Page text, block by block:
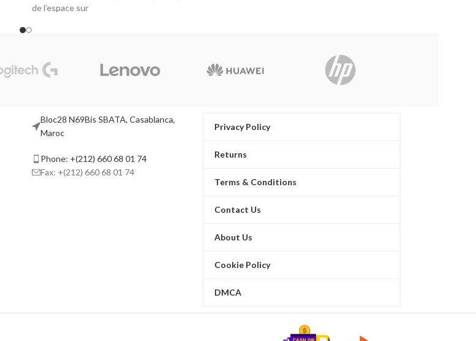
de l’espace sur
Bloc28 N69Bis SBATA, Casablanca,
Maroc
Phone: +(212) 660 68 01 74
Fax: +(212) 660 68 01 74
Privacy Policy
Returns
Terms & Conditions
Contact Us
About Us
Cookie Policy
DMCA